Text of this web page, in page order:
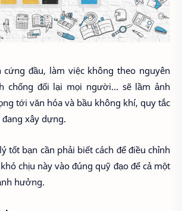
cứng đầu, làm việc không theo nguyên
chống đối lại mọi người… sẽ lầm ảnh
tới văn hóa và bầu không khí, quy tắc
xây dựng.
tốt bạn cần phải biết cách để điều chỉnh
chịu này vào đúng quỹ đạo để cả một
hưởng.